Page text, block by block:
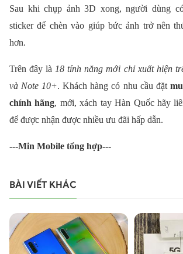
Sau khi chụp ảnh 3D xong, người dùng
sticker để chèn vào giúp bức ảnh trở nên
hơn.
Trên đây là 18 tính năng mới chỉ xuất hiện
và Note 10+. Khách hàng có nhu cầu đặt
chính hãng, mới, xách tay Hàn Quốc hãy
để được nhận được nhiều ưu đãi hấp dẫn.
---Min Mobile tổng hợp---
BÀI VIẾT KHÁC